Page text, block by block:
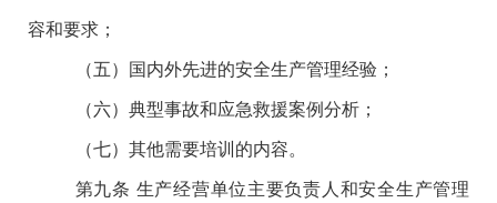
容和要求；
（五）国内外先进的安全生产管理经验；
（六）典型事故和应急救援案例分析；
（七）其他需要培训的内容。
第九条 生产经营单位主要负责人和安全生产管理